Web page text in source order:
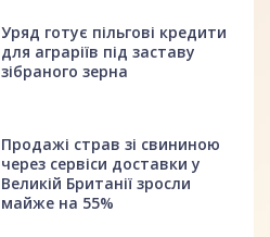
Уряд готує пільгові кредити
для аграріїв під заставу
зібраного зерна
Продажі страв зі свининою
через сервіси доставки у
Великій Британії зросли
майже на 55%